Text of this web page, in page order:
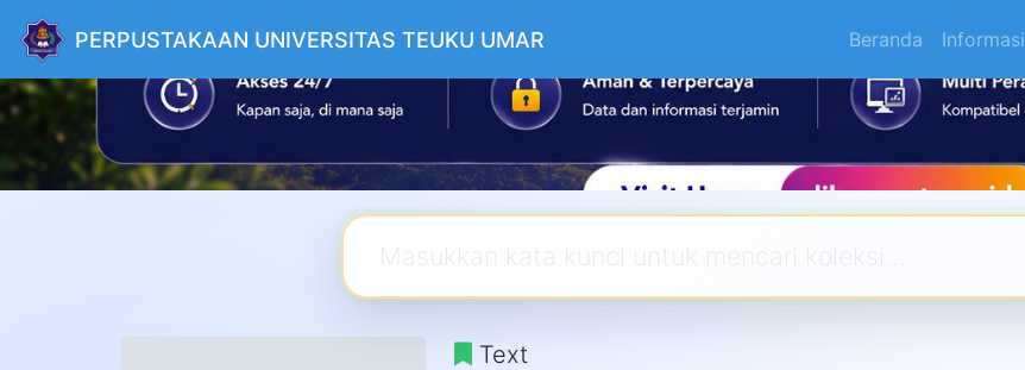
PERPUSTAKAAN UNIVERSITAS TEUKU UMAR Beranda Informasi
Text